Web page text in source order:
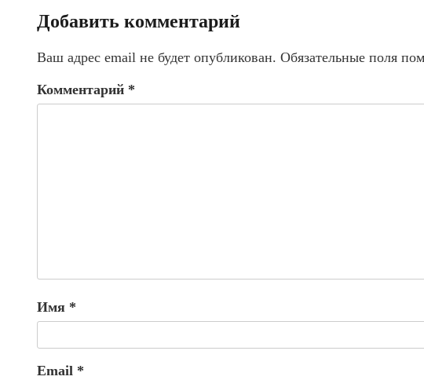
Добавить комментарий
Ваш адрес email не будет опубликован. Обязательные поля
Комментарий *
Имя *
Email *